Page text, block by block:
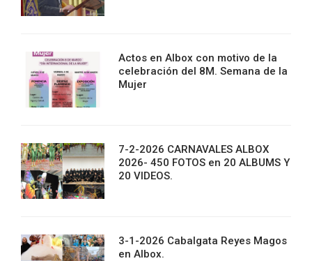
Actos en Albox con motivo de la
celebración del 8M. Semana de la
Mujer
7-2-2026 CARNAVALES ALBOX
2026- 450 FOTOS en 20 ALBUMS Y
20 VIDEOS.
3-1-2026 Cabalgata Reyes Magos
en Albox.